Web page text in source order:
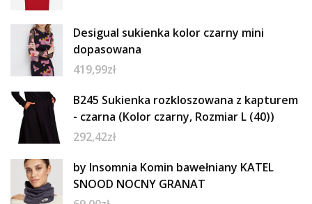
Desigual sukienka kolor czarny mini
dopasowana
419,99zł
B245 Sukienka rozkloszowana z kapturem
- czarna (Kolor czarny, Rozmiar L (40))
292,42zł
by Insomnia Komin bawełniany KATEL
SNOOD NOCNY GRANAT